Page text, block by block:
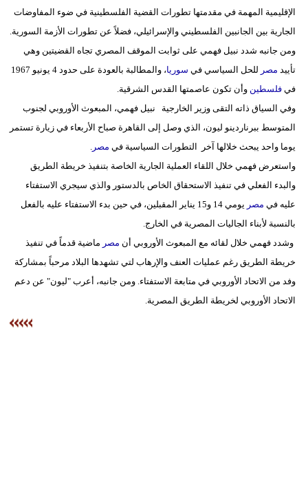
مدوَّنات
أبراج
سيارات
الإقليمية المهمة في مقدمتها تطورات القضية الفلسطينية في ضوء المفاوضات
الجارية بين الجانبين الفلسطيني والإسرائيلي، فضلاً عن تطورات الأزمة السورية.
ومن جانبه شدد نبيل فهمي على ثوابت الموقف المصري تجاه القضيتين وهي
تأييد مصر للحل السياسي في سوريا
، والمطالبة بالعودة على حدود 4 يونيو 1967
فيفلسطين وأن تكون عاصمتها القدس الشرقية.
وفي السياق ذاته التقى وزير الخارجية نبيل فهمي، المبعوث الأوروبي لجنوب
المتوسط ببرناردينو ليون، الذي وصل إلى القاهرة صباح الأربعاء في زيارة تستمر
يوما واحد يبحث خلالها آخر التطورات السياسية في مصر
واستعرض فهمي خلال اللقاء العملية الجارية الخاصة بتنفيذ خريطة الطريق
والبدء الفعلي في تنفيذ الاستحقاق الخاص بالدستور والذي سيجري الاستفتاء
عليه في مصر
يومي 14 و15 يناير المقبلين، في حين بدء الاستفتاء عليه بالفعل
بالنسبة لأبناء الجاليات المصرية في الخارج.
وشدد فهمي خلال لقائه مع المبعوث الأوروبي أن مصر ماضية قدماً في تنفيذ
خريطة الطريق رغم عمليات العنف والإرهاب لتي تشهدها البلاد مرحباً بمشاركة
وفد من الاتحاد الأوروبي في متابعة الاستفتاء. ومن جانبه، أعرب "ليون" عن دعم
الاتحاد الأوروبي لخريطة الطريق المصرية.